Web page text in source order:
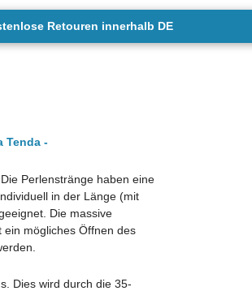
Retouren innerhalb DE
Tenda -
Perlenstränge haben eine
in der Länge (mit
Die massive
mögliches Öffnen des
Dies wird durch die 35-